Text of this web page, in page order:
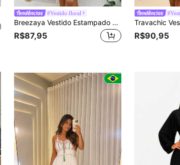
#Vestido floral
Breezaya Vestido Estampado Floral com Decote em V e Cintura Definida, Looks de Praia de Férias para Mulheres
R$87,95 R$90,95